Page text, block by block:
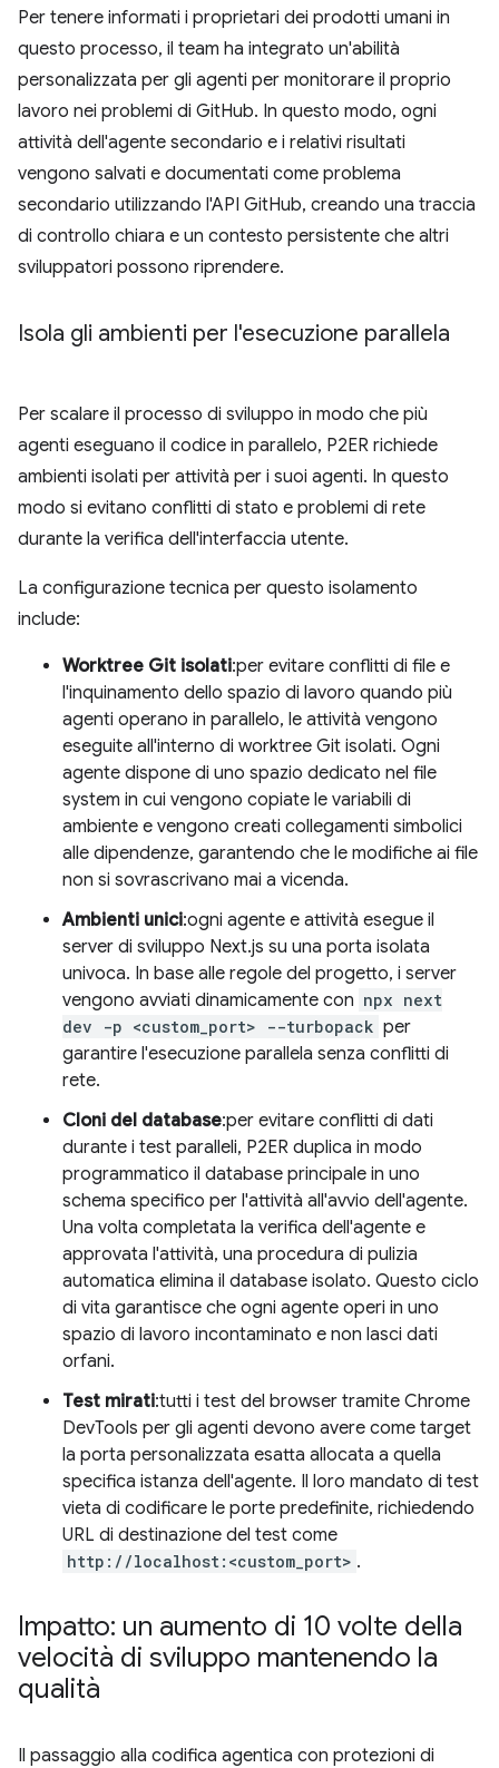
Per tenere informati i proprietari dei prodotti umani in
questo processo, il team ha integrato un'abilità
personalizzata per gli agenti per monitorare il proprio
lavoro nei problemi di GitHub. In questo modo, ogni
attività dell'agente secondario e i relativi risultati
vengono salvati e documentati come problema
secondario utilizzando l'API GitHub, creando una traccia
di controllo chiara e un contesto persistente che altri
sviluppatori possono riprendere.
Isola gli ambienti per l'esecuzione parallela
Per scalare il processo di sviluppo in modo che più
agenti eseguano il codice in parallelo, P2ER richiede
ambienti isolati per attività per i suoi agenti. In questo
modo si evitano conflitti di stato e problemi di rete
durante la verifica dell'interfaccia utente.
La configurazione tecnica per questo isolamento
include:
Worktree Git isolati:per evitare conflitti di file e
l'inquinamento dello spazio di lavoro quando più
agenti operano in parallelo, le attività vengono
eseguite all'interno di worktree Git isolati. Ogni
agente dispone di uno spazio dedicato nel file
system in cui vengono copiate le variabili di
ambiente e vengono creati collegamenti simbolici
alle dipendenze, garantendo che le modifiche ai file
non si sovrascrivano mai a vicenda.
Ambienti unici:ogni agente e attività esegue il
server di sviluppo Next.js su una porta isolata
univoca. In base alle regole del progetto, i server
vengono avviati dinamicamente con npx next
dev -p <custom_port> --turbopack per
garantire l'esecuzione parallela senza conflitti di
rete.
Cloni del database:per evitare conflitti di dati
durante i test paralleli, P2ER duplica in modo
programmatico il database principale in uno
schema specifico per l'attività all'avvio dell'agente.
Una volta completata la verifica dell'agente e
approvata l'attività, una procedura di pulizia
automatica elimina il database isolato. Questo ciclo
di vita garantisce che ogni agente operi in uno
spazio di lavoro incontaminato e non lasci dati
orfani.
Test mirati:tutti i test del browser tramite Chrome
DevTools per gli agenti devono avere come target
la porta personalizzata esatta allocata a quella
specifica istanza dell'agente. Il loro mandato di test
vieta di codificare le porte predefinite, richiedendo
URL di destinazione del test come
http://localhost:<custom_port> .
Impatto: un aumento di 10 volte della
velocità di sviluppo mantenendo la
qualità
Il passaggio alla codifica agentica con protezioni di